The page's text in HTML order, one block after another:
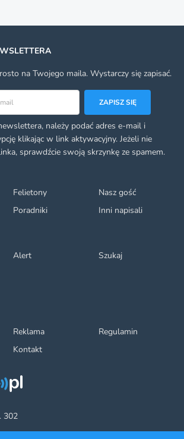
302
Felietony
Nasz gość
Poradniki
Inni napisali
Alert Szukaj
Reklama
Regulamin
Kontakt
na Twojego maila. Wystarczy się zapisać.
ZAPISZ SIĘ
należy podać adres e-mail i
klikając w link aktywacyjny. Jeżeli nie
sprawdźcie swoją skrzynkę ze spamem.